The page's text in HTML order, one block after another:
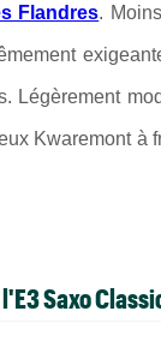
Flandres.
Légèrement
Kwaremont à
Saxo